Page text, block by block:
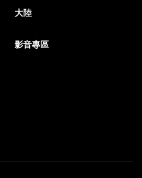
大陸
影音專區